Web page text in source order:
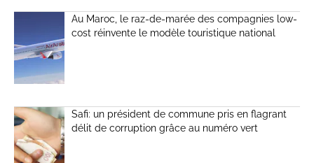
Au Maroc, le raz-de-marée des compagnies low-
cost réinvente le modèle touristique national
Safi: un président de commune pris en flagrant
délit de corruption grâce au numéro vert